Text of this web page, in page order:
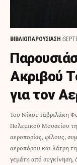
ΒΙΒΛΙΟΠΑΡΟΥΣΙΑΣΗ
Ακριβού
για τον
Του Νίκου Γαβριλάκη
Πολεμικού Μουσείου
αεροπορίας, φίλους,
αεροπόρου και λάτρη
γεμάτη από συγκίνηση,